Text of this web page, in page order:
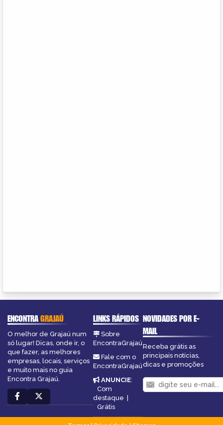
ENCONTRAGRAJAÚ
O melhor de Grajaú num
só lugar! Dicas, onde ir, o
que fazer, as melhores
empresas, locais, serviços
e muito mais no guia
Encontra Grajaú.
LINKS RÁPIDOS
Sobre
EncontraGrajaú
Fale com o
EncontraGrajaú
ANUNCIE:
Com
destaque |
Grátis
NOVIDADES POR E-
MAIL
Receba grátis as
principais notícias,
dicas e promoções